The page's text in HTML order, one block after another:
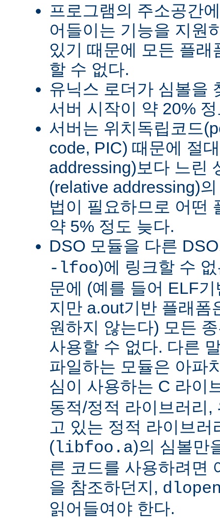
프로그램의 주소공간
어들이는 기능을 지원
있기 때문에 모든 플
할 수 없다.
유닉스 로더가 심볼을
서버 시작이 약 20%
서버는 위치독립코드
code, PIC) 때문에 절
addressing)보다 느린
(relative addressing)
법이 필요하므로 어떤
약 5% 정도 늦다.
DSO 모듈을 다른
-lfoo)에 링크할 수
문에 (예를 들어 ELF
지만 a.out기반 플래폼
원하지 않는다) 모든
사용할 수 없다. 다른
파일하는 모듈은 아파
심이 사용하는 C 라이
동적/정적 라이브러리,
고 있는 정적 라이브러
(libfoo.a)의 심볼만
른 코드를 사용하려면
을 참조하던지,
읽어들여야 한다.